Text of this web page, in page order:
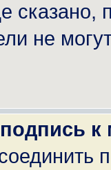
не